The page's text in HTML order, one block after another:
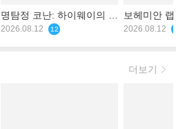
명탐정 코난: 하이웨이의 타
천사
2026.08.12 12
보헤미안
2026.08.12
더보기